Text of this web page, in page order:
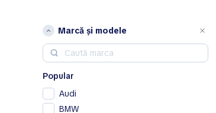
Marcă și modele
Popular
Audi
BMW